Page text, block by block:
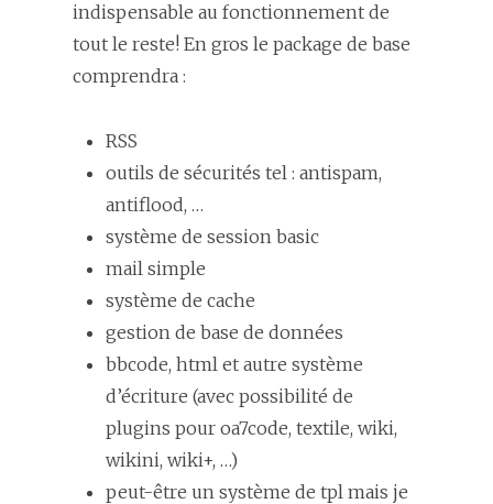
indispensable au fonctionnement de
tout le reste! En gros le package de base
comprendra :
RSS
outils de sécurités tel : antispam,
antiflood, …
système de session basic
mail simple
système de cache
gestion de base de données
bbcode, html et autre système
d’écriture (avec possibilité de
plugins pour oa7code, textile, wiki,
wikini, wiki+, …)
peut-être un système de tpl mais je